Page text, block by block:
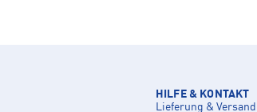
HILFE & KONTAKT
Lieferung & Versand